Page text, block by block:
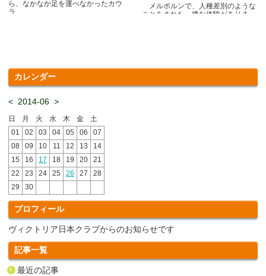
ら、なかなか足を運べなかったカウ
ラ.....
メルボルンで、人種差別のような
ことをされた、嫌な体験がありま
カレンダー
< 2014-06 >
日 月 火 水 木 金
土
01
02 03 04 05 06
07
08
09 10 11 12 13
14
15
16 17 18 19 20
21
22
23 24 25 26 27
28
29
30
プロフィール
ヴィクトリア日本クラブからのお知らせです
記事一覧
最近の記事